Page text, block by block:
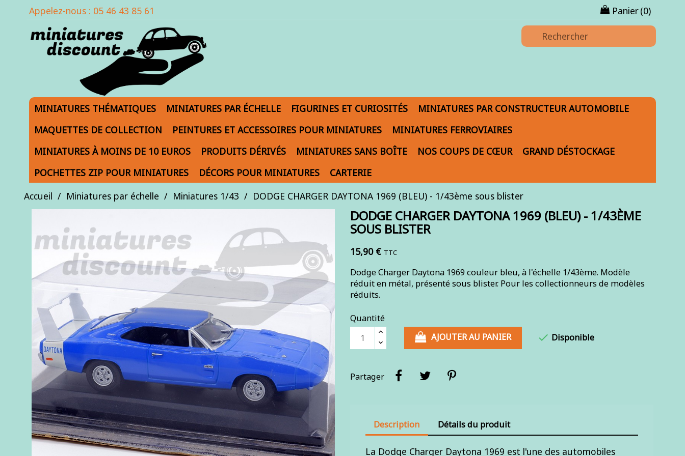
Appelez-nous : 05 46 43 85 61 Panier(0)
MINIATURES THÉMATIQUES MINIATURES PAR ÉCHELLE FIGURINES ET CURIOSITÉS
MINIATURES PAR CONSTRUCTEUR AUTOMOBILE
MAQUETTES DE COLLECTION
PEINTURES ET ACCESSOIRES POUR MINIATURES
MINIATURES FERROVIAIRES
MINIATURES À MOINS DE 10 EUROS
PRODUITS DÉRIVÉS MINIATURES SANS BOÎTE NOS COUPS DE CŒUR
GRAND DÉSTOCKAGE
POCHETTES ZIP POUR MINIATURES
DÉCORS POUR MINIATURES
CARTERIE
Accueil
Miniatures par échelle Miniatures 1/43 DODGE CHARGER DAYTONA 1969 (BLEU) - 1/43ème sous blister
DODGE CHARGER DAYTONA 1969 (BLEU) - 1/43ÈME
SOUS BLISTER
15,90 € TTC
Dodge Charger Daytona 1969 couleur bleu, à l'échelle 1/43ème. Modèle
réduit en métal, présenté sous blister. Pour les collectionneurs de modèles
réduits.
Quantité
AJOUTER AU PANIER
 Disponible
Partager
Description Détails du produit
La Dodge Charger Daytona 1969 est l'une des automobiles